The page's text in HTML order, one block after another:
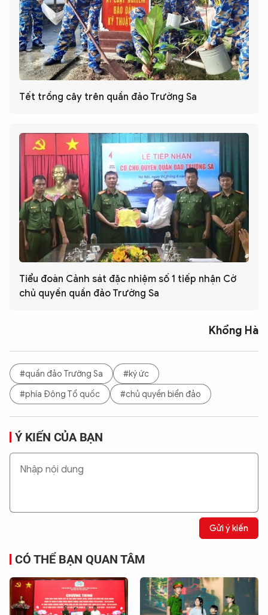
Tết trồng cây trên quần đảo Trường Sa
Tiểu đoàn Cảnh sát đặc nhiệm số 1 tiếp nhận Cờ
chủ quyền quần đảo Trường Sa
Khổng Hà
#quần đảo Trường Sa
#ký ức
#phía Đông Tổ quốc
#chủ quyền biển đảo
Ý KIẾN CỦA BẠN
Gửi ý kiến
CÓ THỂ BẠN QUAN TÂM